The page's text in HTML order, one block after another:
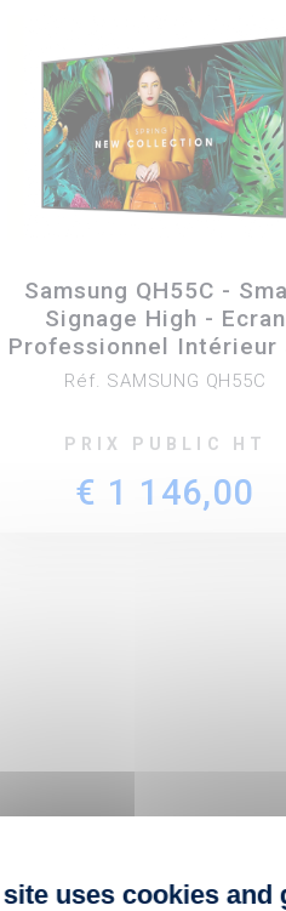
Samsung QH55C -
Signage High - Ecran
Professionnel Intérieur
Réf. SAMSUNG QH55C
PRIX PUBLIC HT
€ 1 146,00
uses cookies